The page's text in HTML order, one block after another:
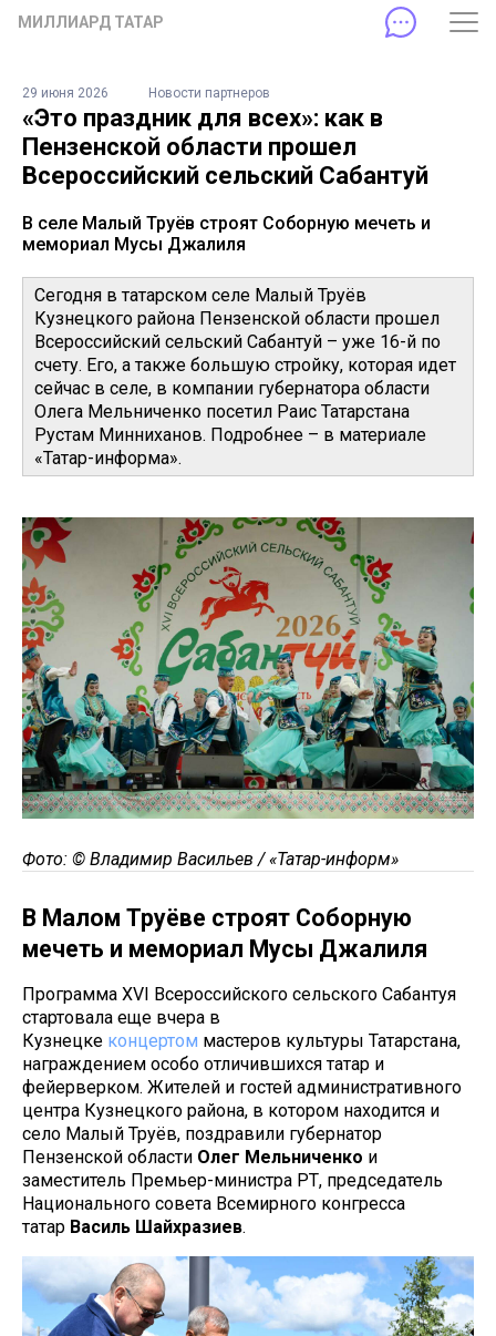
МИЛЛИАРД ТАТАР
29 июня 2026 Новости партнеров
«Это праздник для всех»: как в
Пензенской области прошел
Всероссийский сельский Сабантуй
В селе Малый Труёв строят Соборную мечеть и
мемориал Мусы Джалиля
Сегодня в татарском селе Малый Труёв
Кузнецкого района Пензенской области прошел
Всероссийский сельский Сабантуй – уже 16-й по
счету. Его, а также большую стройку, которая идет
сейчас в селе, в компании губернатора области
Олега Мельниченко посетил Раис Татарстана
Рустам Минниханов. Подробнее – в материале
«Татар-информа».
Фото: © Владимир Васильев / «Татар-информ» ​
В Малом Труёве строят Соборную
мечеть и мемориал Мусы Джалиля
Программа XVI Всероссийского сельского Сабантуя
стартовала еще вчера в
Кузнецке концертом мастеров культуры Татарстана,
награждением особо отличившихся татар и
фейерверком. Жителей и гостей административного
центра Кузнецкого района, в котором находится и
село Малый Труёв, поздравили губернатор
Пензенской области Олег Мельниченко и
заместитель Премьер-министра РТ, председатель
Национального совета Всемирного конгресса
татар Василь Шайхразиев.